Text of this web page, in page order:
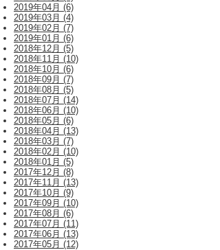
2019年04月 (6)
2019年03月 (4)
2019年02月 (7)
2019年01月 (6)
2018年12月 (5)
2018年11月 (10)
2018年10月 (6)
2018年09月 (7)
2018年08月 (5)
2018年07月 (14)
2018年06月 (10)
2018年05月 (6)
2018年04月 (13)
2018年03月 (7)
2018年02月 (10)
2018年01月 (5)
2017年12月 (8)
2017年11月 (13)
2017年10月 (9)
2017年09月 (10)
2017年08月 (6)
2017年07月 (11)
2017年06月 (13)
2017年05月 (12)